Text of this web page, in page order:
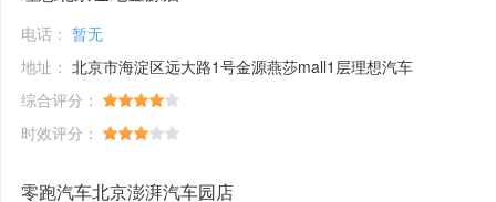
电话： 暂无
地址： 北京市海淀区远大路1号金源燕莎mall1层理想汽车
综合评分：
时效评分：
零跑汽车北京澎湃汽车园店